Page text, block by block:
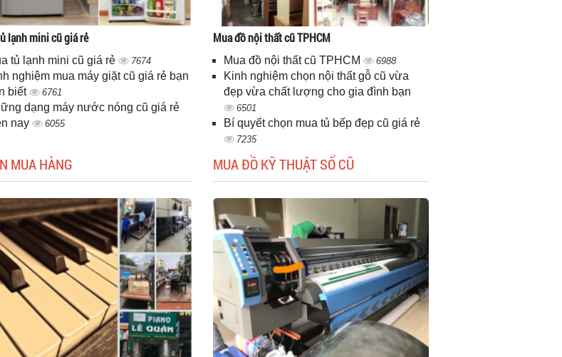
lạnh mini cũ giá rẻ
tủ lạnh mini cũ giá rẻ 7674
nghiệm mua máy giặt cũ giá rẻ bạn
biết
6761
dạng máy nước nóng cũ giá rẻ
nay
6055
Mua đồ nội thất cũ TPHCM
Mua đồ nội thất cũ TPHCM 6988
Kinh nghiệm chọn nội thất gỗ cũ vừa
đẹp vừa chất lượng cho gia đình bạn
6501
Bí quyết chọn mua tủ bếp đẹp cũ giá rẻ
7235
MUA HÀNG MUA ĐỒ KỸ THUẬT SỐ CŨ